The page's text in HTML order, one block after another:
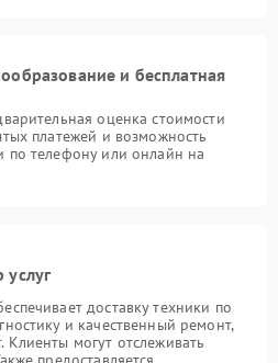
и бесплатная
оценка стоимости
платежей и возможность
по телефону или онлайн на
доставку техники по
и качественный ремонт,
могут отслеживать